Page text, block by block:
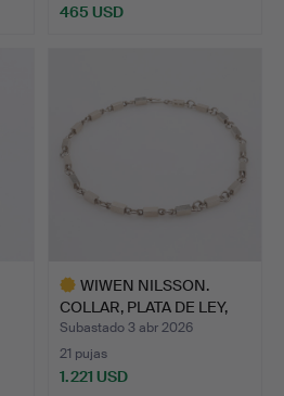
465 USD
WIWEN NILSSON.
COLLAR, PLATA DE LEY,
ESLAB…
Subastado 3 abr 2026
21 pujas
1.221 USD